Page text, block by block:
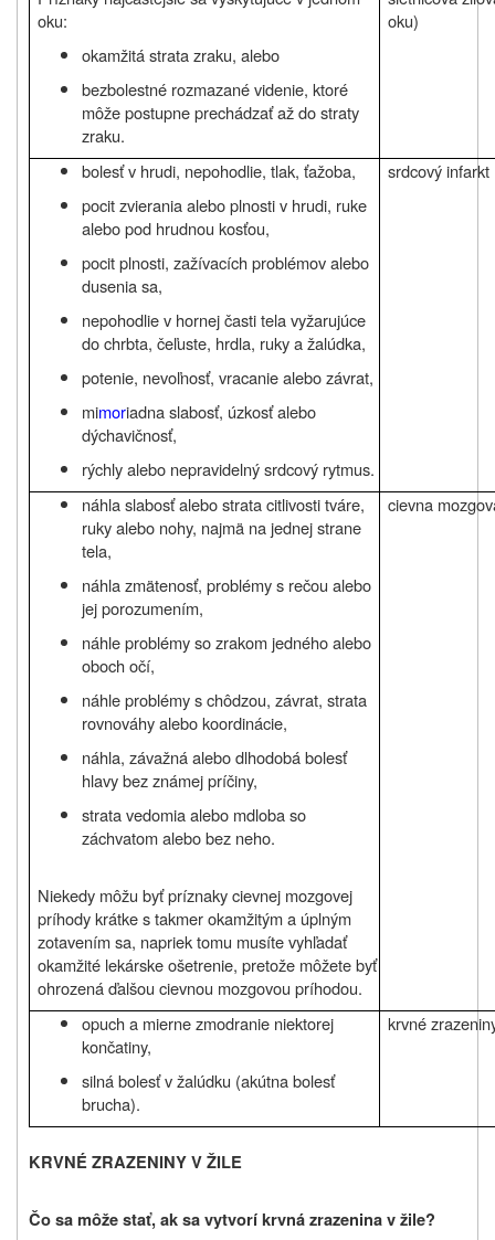
oku:
okamžitá strata zraku, alebo
bezbolestné rozmazané videnie, ktoré
môže postupne prechádzať až do straty
zraku.
oku)
bolesť v hrudi, nepohodlie, tlak, ťažoba,
pocit zvierania alebo plnosti v hrudi, ruke
alebo pod hrudnou kosťou,
pocit plnosti, zažívacích problémov alebo
dusenia sa,
nepohodlie v hornej časti tela vyžarujúce
do chrbta, čeľuste, hrdla, ruky a žalúdka,
potenie, nevoľnosť, vracanie alebo závrat,
mimoriadna slabosť, úzkosť alebo
dýchavičnosť,
rýchly alebo nepravidelný srdcový rytmus.
srdcový infarkt
náhla slabosť alebo strata citlivosti tváre,
ruky alebo nohy, najmä na jednej strane
tela,
náhla zmätenosť, problémy s rečou alebo
jej porozumením,
náhle problémy so zrakom jedného alebo
oboch očí,
náhle problémy s chôdzou, závrat, strata
rovnováhy alebo koordinácie,
náhla, závažná alebo dlhodobá bolesť
hlavy bez známej príčiny,
strata vedomia alebo mdloba so
záchvatom alebo bez neho.
Niekedy môžu byť príznaky cievnej mozgovej
príhody krátke s takmer okamžitým a úplným
zotavením sa, napriek tomu musíte vyhľadať
okamžité lekárske ošetrenie, pretože môžete byť
ohrozená ďalšou cievnou mozgovou príhodou.
cievna
opuch a mierne zmodranie niektorej
končatiny,
silná bolesť v žalúdku (akútna bolesť
brucha).
krvné
KRVNÉ ZRAZENINY V ŽILE
Čo sa môže stať, ak sa vytvorí krvná zrazenina v žile?